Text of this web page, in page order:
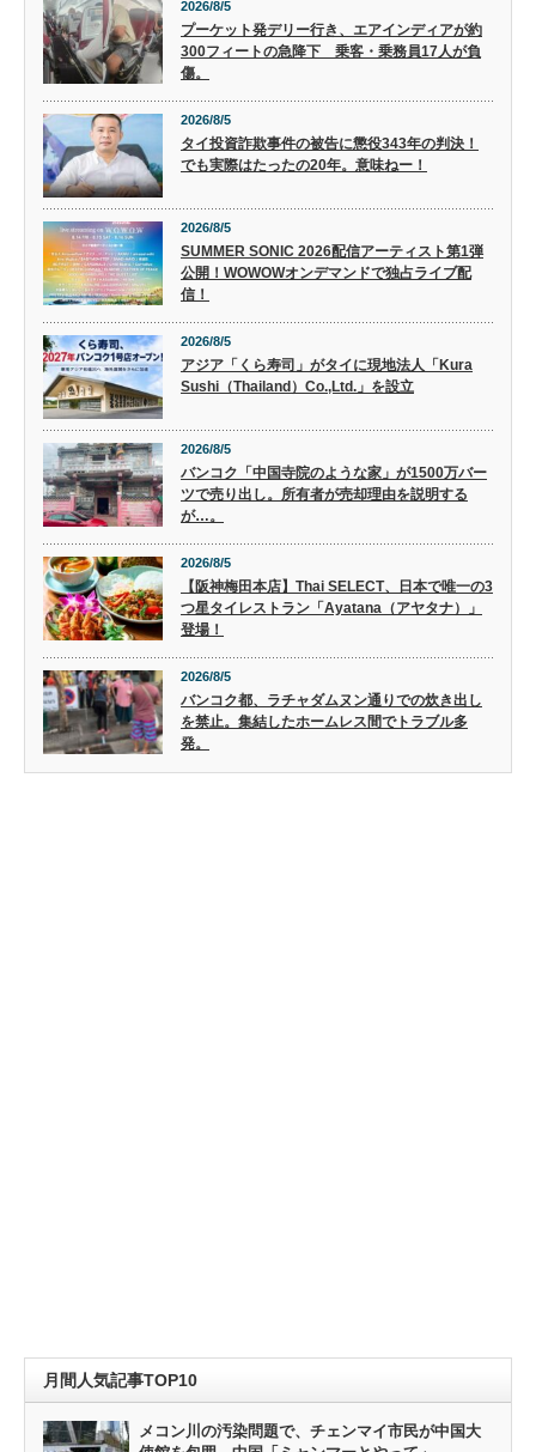
2026/8/5
プーケット発デリー行き、エアインディアが約
300フィートの急降下 乗客・乗務員17人が負
傷。
2026/8/5
タイ投資詐欺事件の被告に懲役343年の判決！
でも実際はたったの20年。意味ねー！
2026/8/5
SUMMER SONIC 2026配信アーティスト第1弾
公開！WOWOWオンデマンドで独占ライブ配
信！
2026/8/5
アジア「くら寿司」がタイに現地法人「Kura
Sushi（Thailand）Co.,Ltd.」を設立
2026/8/5
バンコク「中国寺院のような家」が1500万バー
ツで売り出し。所有者が売却理由を説明する
が…。
2026/8/5
【阪神梅田本店】Thai SELECT、日本で唯一の3
つ星タイレストラン「Ayatana（アヤタナ）」
登場！
2026/8/5
バンコク都、ラチャダムヌン通りでの炊き出し
を禁止。集結したホームレス間でトラブル多
発。
月間人気記事TOP10
メコン川の汚染問題で、チェンマイ市民が中国大